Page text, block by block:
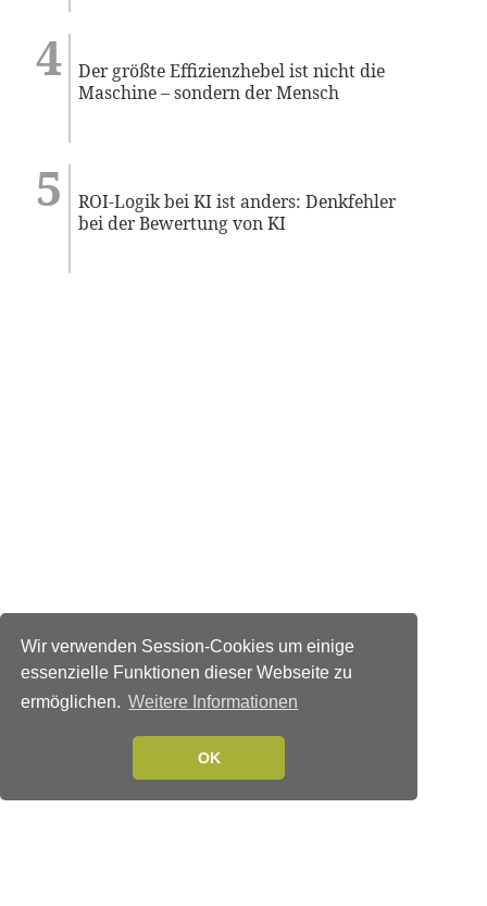
Wir verwenden Session-Cookies um einige
essenzielle Funktionen dieser Webseite zu
ermöglichen. Weitere Informationen
OK
Der größte Effizienzhebel ist nicht die
Maschine – sondern der Mensch
ROI-Logik bei KI ist anders: Denkfehler
bei der Bewertung von KI